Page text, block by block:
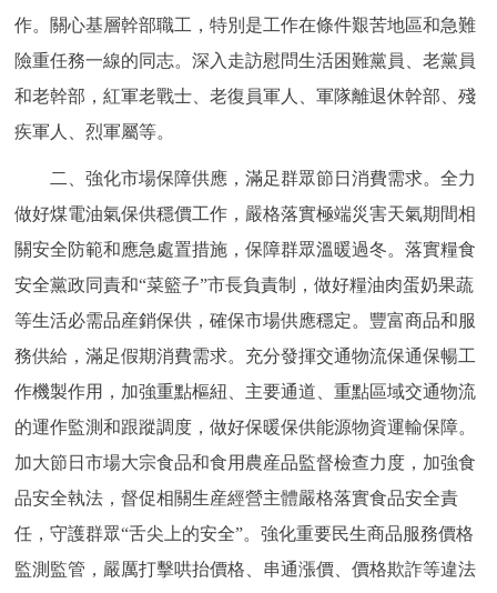
日本語
ESPAÑOL
ITALIANO
回到頂部
作。關心基層幹部職工，特別是工作在條件艱苦地區和急難
險重任務一線的同志。深入走訪慰問生活困難黨員、老黨員
和老幹部，紅軍老戰士、老復員軍人、軍隊離退休幹部、殘
疾軍人、烈軍屬等。
二、強化市場保障供應，滿足群眾節日消費需求。全力
做好煤電油氣保供穩價工作，嚴格落實極端災害天氣期間相
關安全防範和應急處置措施，保障群眾溫暖過冬。落實糧食
安全黨政同責和“菜籃子”市長負責制，做好糧油肉蛋奶果蔬
等生活必需品産銷保供，確保市場供應穩定。豐富商品和服
務供給，滿足假期消費需求。充分發揮交通物流保通保暢工
作機製作用，加強重點樞紐、主要通道、重點區域交通物流
的運作監測和跟蹤調度，做好保暖保供能源物資運輸保障。
加大節日市場大宗食品和食用農産品監督檢查力度，加強食
品安全執法，督促相關生産經營主體嚴格落實食品安全責
任，守護群眾“舌尖上的安全”。強化重要民生商品服務價格
監測監管，嚴厲打擊哄抬價格、串通漲價、價格欺詐等違法